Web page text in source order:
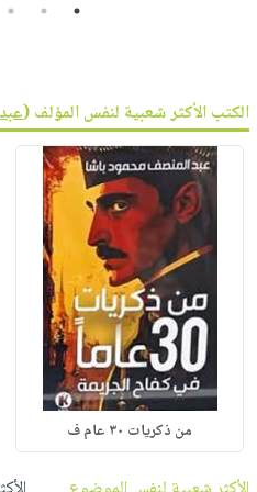
1
2
3
الكتب الأكثر شعبية لنفس المؤلف (
من ذكريات ٣٠ عام ف